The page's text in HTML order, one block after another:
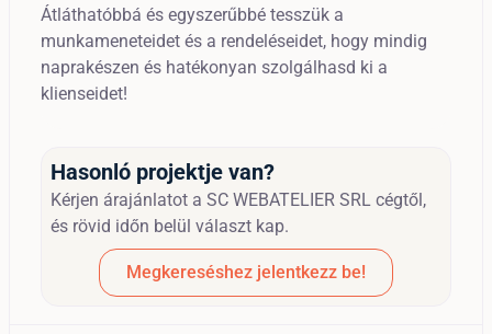
Átláthatóbbá és egyszerűbbé tesszük a
munkameneteidet és a rendeléseidet, hogy mindig
naprakészen és hatékonyan szolgálhasd ki a
klienseidet!
Hasonló projektje van?
Kérjen árajánlatot a SC WEBATELIER SRL cégtől,
és rövid időn belül választ kap.
Megkereséshez jelentkezz be!